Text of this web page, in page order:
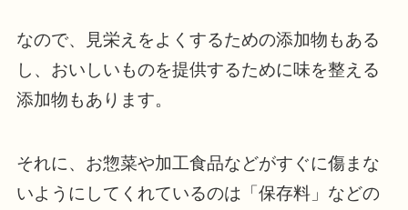
なので、見栄えをよくするための添加物もある
し、おいしいものを提供するために味を整える
添加物もあります。
それに、お惣菜や加工食品などがすぐに傷まな
いようにしてくれているのは「保存料」などの